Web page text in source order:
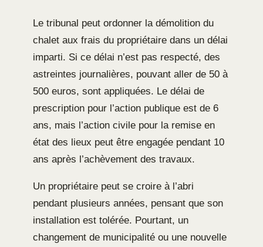
Le tribunal peut ordonner la démolition du
chalet aux frais du propriétaire dans un délai
imparti. Si ce délai n’est pas respecté, des
astreintes journalières, pouvant aller de 50 à
500 euros, sont appliquées. Le délai de
prescription pour l’action publique est de 6
ans, mais l’action civile pour la remise en
état des lieux peut être engagée pendant 10
ans après l’achèvement des travaux.
Un propriétaire peut se croire à l’abri
pendant plusieurs années, pensant que son
installation est tolérée. Pourtant, un
changement de municipalité ou une nouvelle